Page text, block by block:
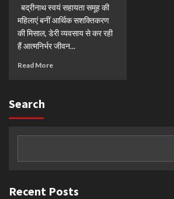
बद्रीनाथ स्वयं सहायता समूह की
महिलाएं बनीं आर्थिक सशक्तिकरण
की मिसाल, डेरी व्यवसाय से कर रही
हैं आत्मनिर्भर जीवन...
Read More
Search
Recent Posts